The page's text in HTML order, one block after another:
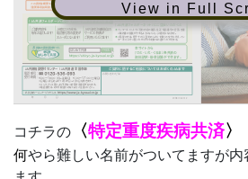
View in Full
コチラの 〈特定重度疾病共済〉
何やら難しい名前がついてますが